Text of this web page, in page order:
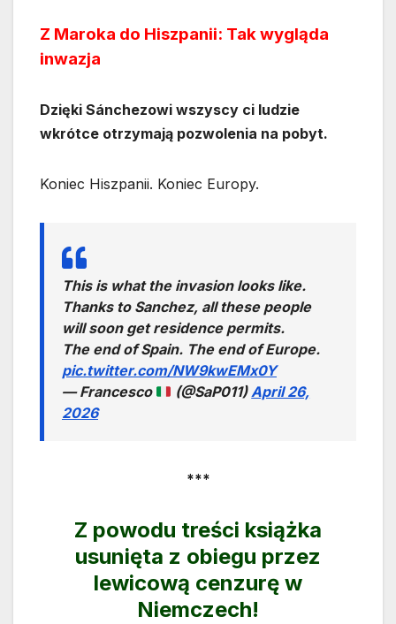
Z Maroka do Hiszpanii: Tak wygląda
inwazja
Dzięki Sánchezowi wszyscy ci ludzie
wkrótce otrzymają pozwolenia na pobyt.
Koniec Hiszpanii. Koniec Europy.
This is what the invasion looks like.
Thanks to Sanchez, all these people
will soon get residence permits.
The end of Spain. The end of Europe.
pic.twitter.com/NW9kwEMx0Y
— Francesco
(@SaP011)April 26,
2026
***
Z powodu treści książka
usunięta z obiegu przez
lewicową cenzurę w
Niemczech!